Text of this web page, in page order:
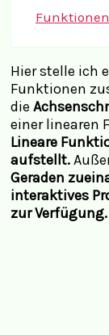
Funktionen
Hier stelle ich
Funktionen
die
einer linearen
Lineare
aufstellt.
Geraden
interaktives
zur Verfügung.